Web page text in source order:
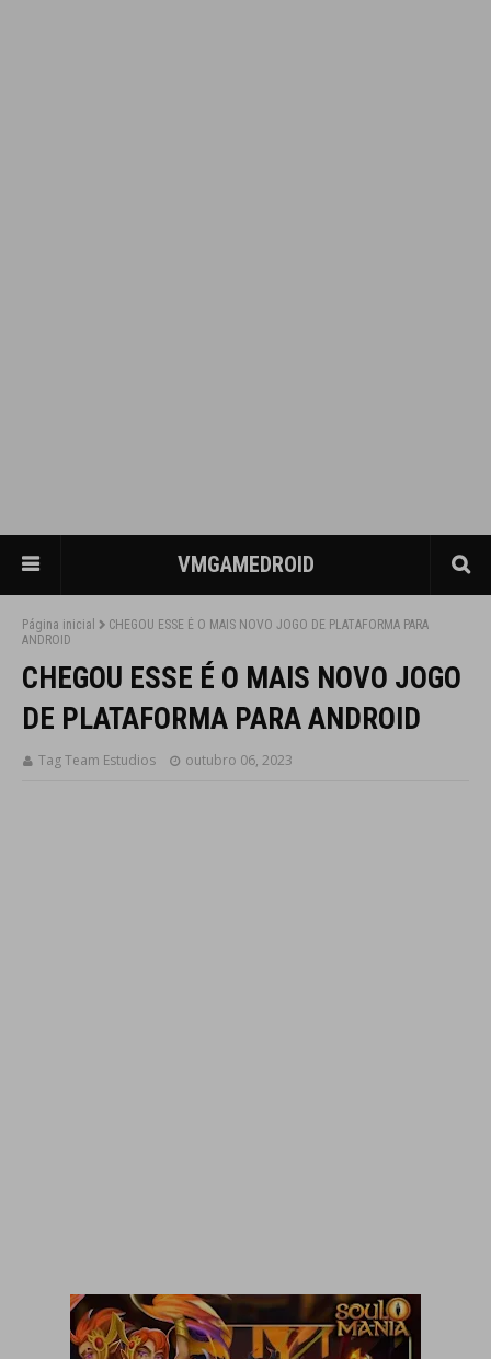
VMGAMEDROID
Página inicial
CHEGOU ESSE É O MAIS NOVO JOGO DE PLATAFORMA PARA
ANDROID
CHEGOU ESSE É O MAIS NOVO JOGO
DE PLATAFORMA PARA ANDROID
Tag Team Estudios outubro 06, 2023